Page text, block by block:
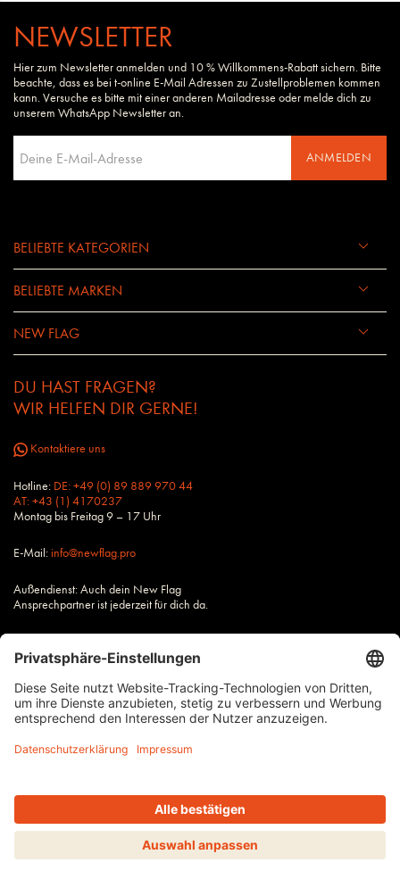
NEWSLETTER
Hier zum Newsletter anmelden und 10 % Willkommens-Rabatt sichern. Bitte
beachte, dass es bei t-online E-Mail Adressen zu Zustellproblemen kommen
kann. Versuche es bitte mit einer anderen Mailadresse oder melde dich zu
unserem WhatsApp Newsletter an.
ANMELDEN
BELIEBTE KATEGORIEN
BELIEBTE MARKEN
NEW FLAG
DU HAST FRAGEN?
WIR HELFEN DIR GERNE!
Kontaktiere uns
Hotline: DE: +49 (0) 89 889 970 44
AT: +43 (1) 4170237
Montag bis Freitag 9 – 17 Uhr
E-Mail:info@newflag.pro
Außendienst: Auch dein New Flag
Ansprechpartner ist jederzeit für dich da.
Alle Preise zzgl. Steuern und Versandkosten, wenn nicht anders
beschrieben.
Datenschutz